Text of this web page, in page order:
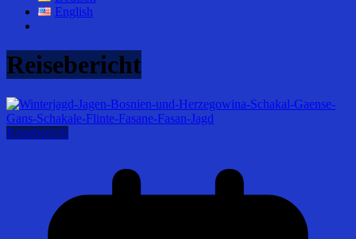
English
Reisebericht
Reisebericht